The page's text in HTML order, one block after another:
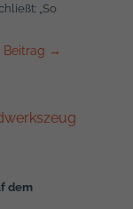
„So
Beitrag →
dem